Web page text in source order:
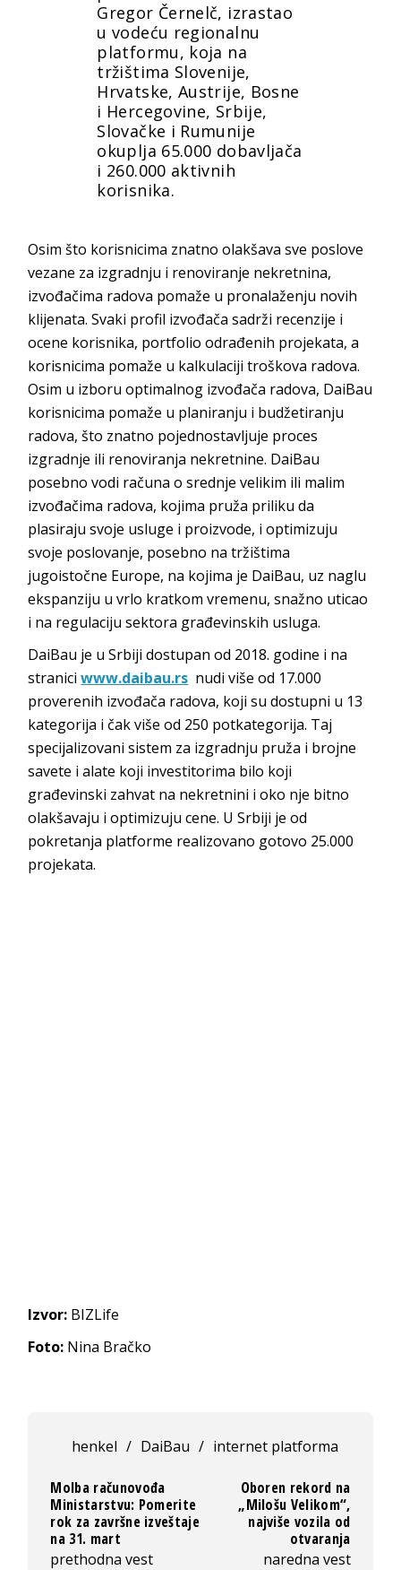
Gregor Černelč, izrastao
u vodeću regionalnu
platformu, koja na
tržištima Slovenije,
Hrvatske, Austrije, Bosne
i Hercegovine, Srbije,
Slovačke i Rumunije
okuplja 65.000 dobavljača
i 260.000 aktivnih
korisnika.
Osim što korisnicima znatno olakšava sve poslove
vezane za izgradnju i renoviranje nekretnina,
izvođačima radova pomaže u pronalaženju novih
klijenata. Svaki profil izvođača sadrži recenzije i
ocene korisnika, portfolio odrađenih projekata, a
korisnicima pomaže u kalkulaciji troškova radova.
Osim u izboru optimalnog izvođača radova, DaiBau
korisnicima pomaže u planiranju i budžetiranju
radova, što znatno pojednostavljuje proces
izgradnje ili renoviranja nekretnine. DaiBau
posebno vodi računa o srednje velikim ili malim
izvođačima radova, kojima pruža priliku da
plasiraju svoje usluge i proizvode, i optimizuju
svoje poslovanje, posebno na tržištima
jugoistočne Europe, na kojima je DaiBau, uz naglu
ekspanziju u vrlo kratkom vremenu, snažno uticao
i na regulaciju sektora građevinskih usluga.
DaiBau je u Srbiji dostupan od 2018. godine i na
straniciwww.daibau.rs nudi više od 17.000
proverenih izvođača radova, koji su dostupni u 13
kategorija i čak više od 250 potkategorija. Taj
specijalizovani sistem za izgradnju pruža i brojne
savete i alate koji investitorima bilo koji
građevinski zahvat na nekretnini i oko nje bitno
olakšavaju i optimizuju cene. U Srbiji je od
pokretanja platforme realizovano gotovo 25.000
projekata.
Izvor: BIZLife
Foto: Nina Bračko
henkel / DaiBau / internet platforma
Molba računovođa
Ministarstvu: Pomerite
rok za završne izveštaje
na 31. mart
prethodna vest
Oboren rekord na
„Milošu Velikom“,
najviše vozila od
otvaranja
naredna vest